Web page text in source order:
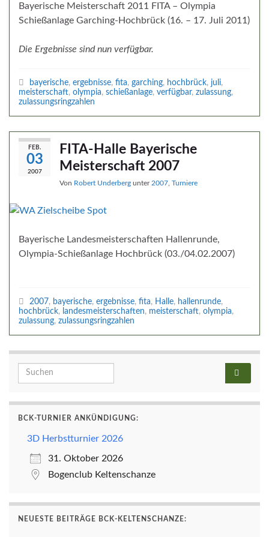
Bayerische Meisterschaft 2011 FITA – Olympia
Schießanlage Garching-Hochbrück (16. – 17. Juli 2011)
Die Ergebnisse sind nun verfügbar.
bayerische, ergebnisse, fita, garching, hochbrück, juli,
meisterschaft, olympia, schießanlage, verfügbar, zulassung,
zulassungsringzahlen
FEB.
03
2007
FITA-Halle Bayerische
Meisterschaft 2007
Von Robert Underberg unter 2007 Turniere
Bayerische Landesmeisterschaften Hallenrunde,
Olympia-Schießanlage Hochbrück (03./04.02.2007)
2007, bayerische, ergebnisse, fita, Halle, hallenrunde,
hochbrück, landesmeisterschaften, meisterschaft, olympia,
zulassung, zulassungsringzahlen
Search for:
BCK-TURNIER ANKÜNDIGUNG:
3D Herbstturnier 2026
31. Oktober 2026
Bogenclub Keltenschanze
NEUESTE BEITRÄGE BCK-KELTENSCHANZE: